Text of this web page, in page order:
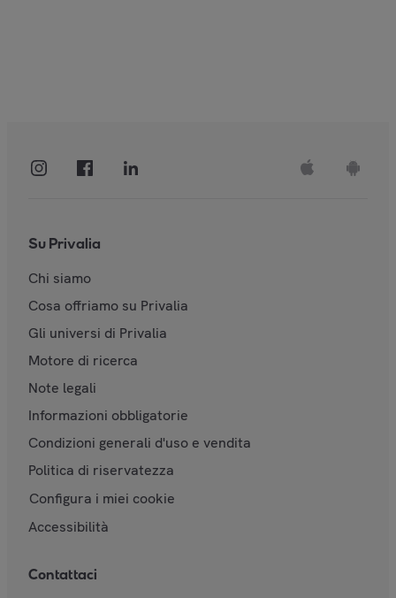
Su Privalia
Chi siamo
Cosa offriamo su Privalia
Gli universi di Privalia
Motore di ricerca
Note legali
Informazioni obbligatorie
Condizioni generali d'uso e vendita
Politica di riservatezza
Configura i miei cookie
Accessibilità
Contattaci